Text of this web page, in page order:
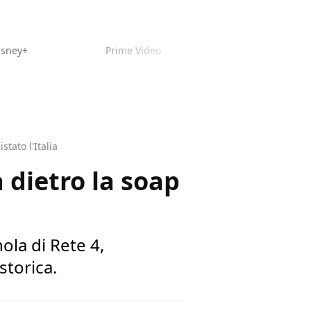
Prime Video
l'Italia
dietro la soap
di Rete 4,